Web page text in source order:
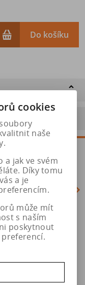
Do košíku
cookies
naše
a jak ve svém
Díky tomu
a je
může mít
s naším
poskytnout
preferencí.